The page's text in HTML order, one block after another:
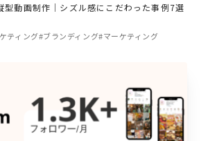
型動画制作｜シズル感にこだわった事例7選
ティング#ブランディング#マーケティング